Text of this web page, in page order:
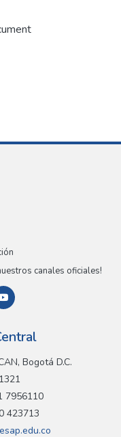
canales oficiales!
Bogotá D.C.
7956110
423713